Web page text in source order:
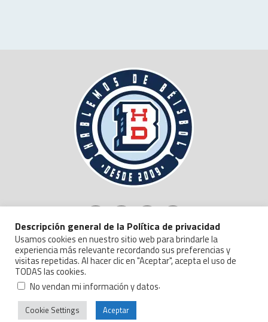
Copyright © 2024 Hablemos de Beisbol.
Descripción general de la Política de privacidad
Usamos cookies en nuestro sitio web para brindarle la
experiencia más relevante recordando sus preferencias y
visitas repetidas. Al hacer clic en "Aceptar", acepta el uso de
TODAS las cookies.
No vendan mi información y datos.
Cookie Settings Aceptar